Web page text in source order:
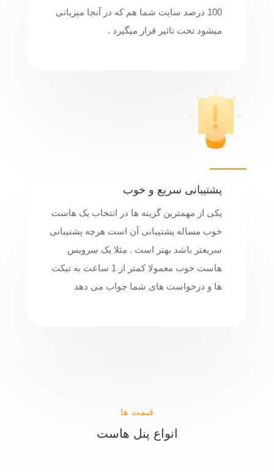
100 درصد سایت شما هم که در آنجا میزبانی
میشود تحت تاثیر قرار میگیرد .
پشتیبانی سریع و خوب
یکی از مهمترین گزینه ها در انتخاب یک هاست
خوب مساله پشتیبانی آن است هرچه پشتیبانی
سریعتر باشد بهتر است . مثلا یک سرویس
هاست خوب معمولا کمتر از 1 ساعت به تیکت
ها و درخواست های شما جواب می دهد
قیمت ها
انواع پنل هاست